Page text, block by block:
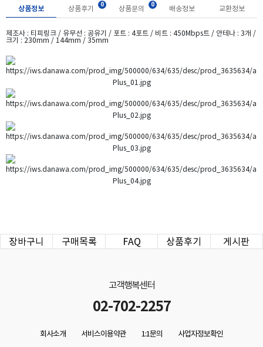
상품정보 상품후기 0 상품문의 0 배송정보 교환정보
제조사 : 티피링크 / 유무선 : 공유기 / 포트 : 4포트 / 비트 : 450Mbps트 / 안테나 : 3개 /
크기 : 230mm / 144mm / 35mm
장바구니 구매목록 FAQ 상품후기 게시판
고객행복센터
02-702-2257
회사소개 서비스이용약관 1:1문의 사업자정보확인